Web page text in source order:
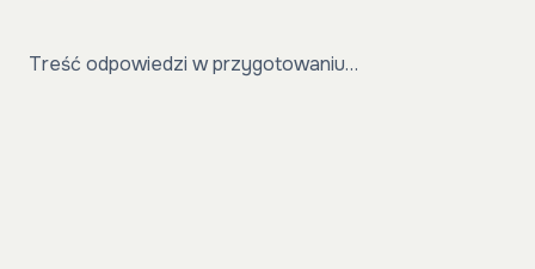
Treść odpowiedzi w przygotowaniu…